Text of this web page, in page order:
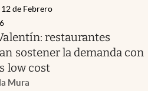
12 de Febrero
restaurantes
sostener la demanda con
low cost
Mura